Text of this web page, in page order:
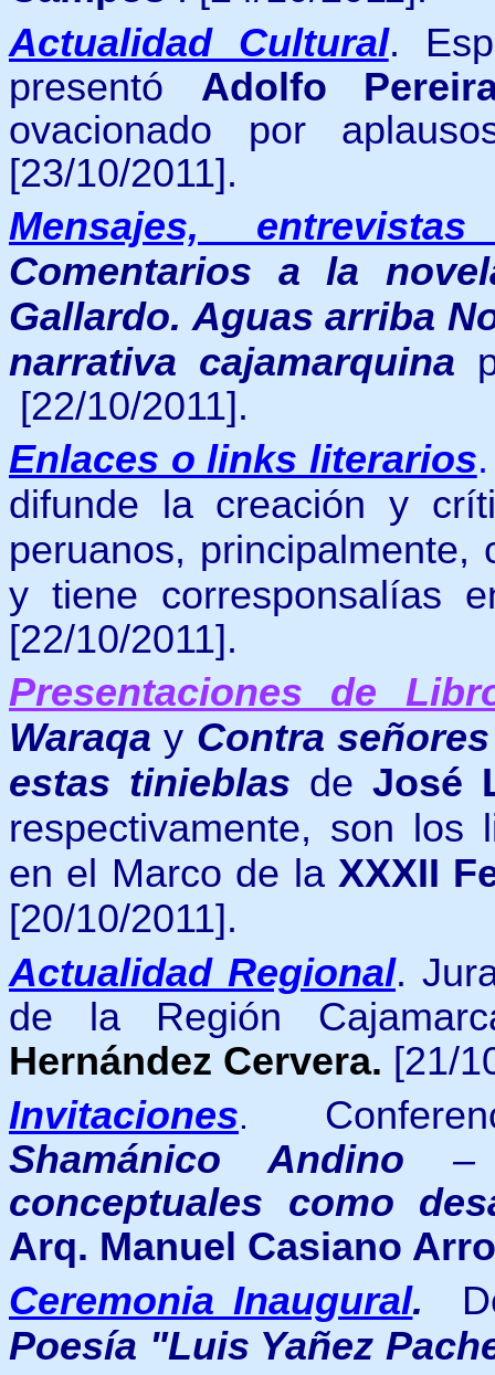
Actualidad Cultural.
presentó Adolfo
ovacionado por
[23/10/2011].
Mensajes,
Comentarios a la
Gallardo. Aguas arriba
narrativa cajamarquina
[22/10/2011].
Enlaces o links literarios
difunde la creación y
peruanos,
y tiene corresponsalías
[22/10/2011].
Presentaciones de
Waraqay Contra
estas tinieblas deJosé
respectivamente, son los
en el Marco de la XXXII
[20/10/2011].
Actualidad Regional.
de la Región
Hernández Cervera. [21/
Invitaciones. C
Shamánico Andino
conceptuales como
Arq. Manuel Casiano
Ceremonia Inaugural.
Poesía "Luis Yañez